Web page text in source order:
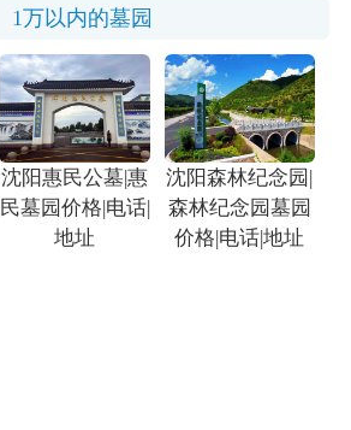
1万以内的墓园
沈阳惠民公墓|惠
民墓园价格|电话|
地址
沈阳森林纪念园|
森林纪念园墓园
价格|电话|地址